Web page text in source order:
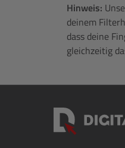
Hinweis:
deinem
dass deine
gleichzeitig